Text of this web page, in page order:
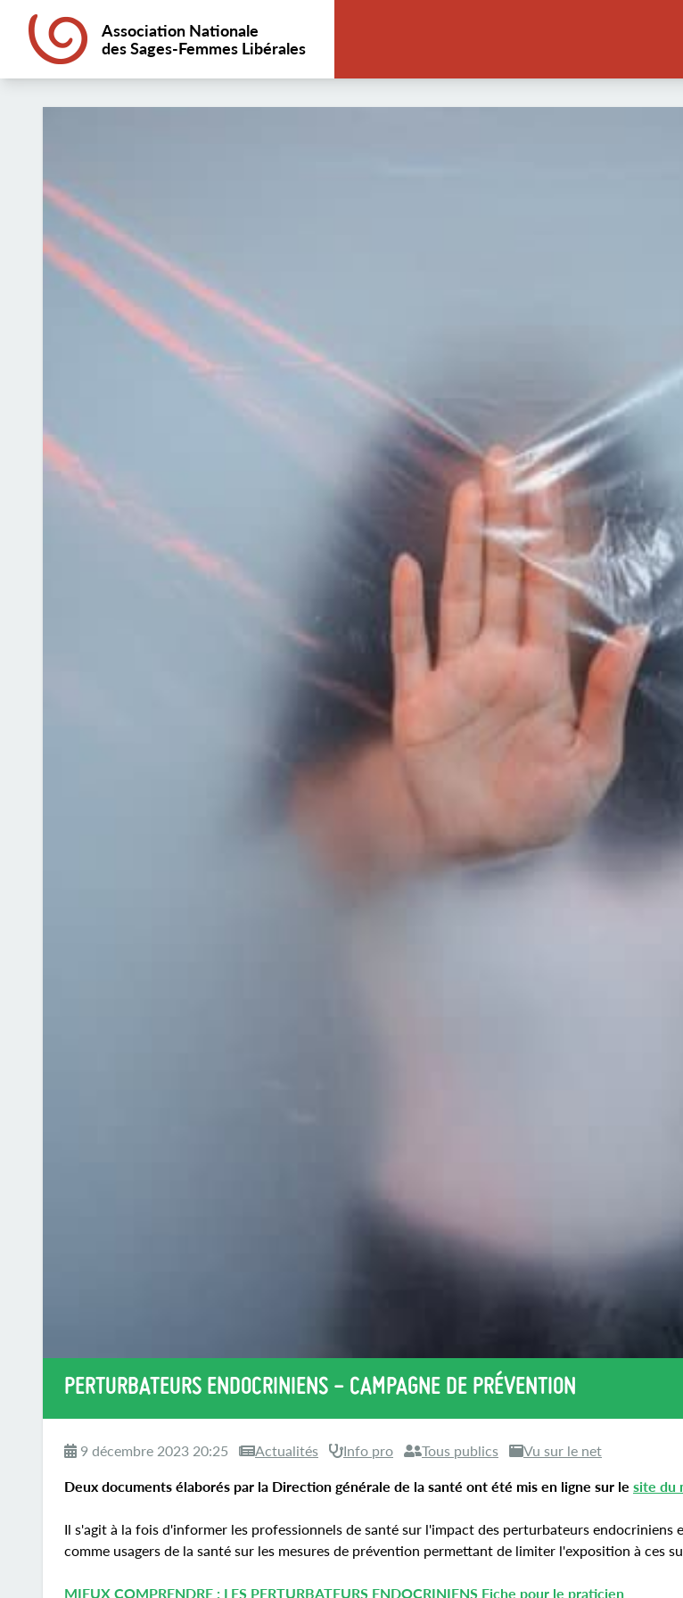
Association Nationale
des Sages-Femmes Libérales
PERTURBATEURS ENDOCRINIENS - CAMPAGNE DE PRÉVENTION
9 décembre 2023 20:25 Actualités Info pro Tous publics Vu sur le net
Deux documents élaborés par la Direction générale de la santé ont été mis en ligne sur le site du
Il s'agit à la fois d'informer les professionnels de santé sur l'impact des perturbateurs endocriniens
comme usagers de la santé sur les mesures de prévention permettant de limiter l'exposition à ces
MIEUX COMPRENDRE : LES PERTURBATEURS ENDOCRINIENS Fiche pour le praticien